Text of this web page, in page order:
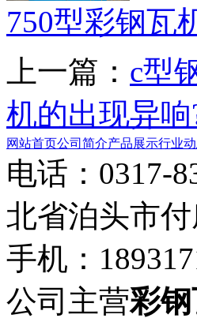
750型彩钢瓦
上一篇： c型
机的出现异响
网站首页公司简介产品展示行业
电话：0317-
北省泊头市
手机：
公司主营彩